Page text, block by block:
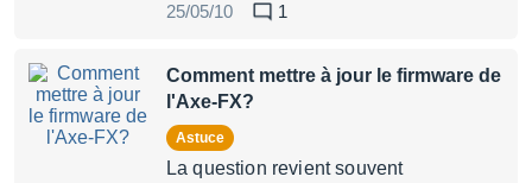
25/05/10
1
Comment mettre à jour le firmware de
l'Axe-FX?
Astuce
La question revient souvent